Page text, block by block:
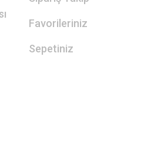
Favorileriniz
Sepetiniz